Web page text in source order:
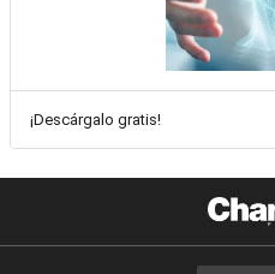
¡Descárgalo gratis!